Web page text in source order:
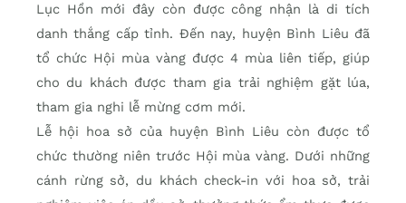
Lục Hồn mới đây còn được công nhận là di tích
danh thắng cấp tỉnh. Đến nay, huyện Bình Liêu đã
tổ chức Hội mùa vàng được 4 mùa liên tiếp, giúp
cho du khách được tham gia trải nghiệm gặt lúa,
tham gia nghi lễ mừng cơm mới.
Lễ hội hoa sở của huyện Bình Liêu còn được tổ
chức thường niên trước Hội mùa vàng. Dưới những
cánh rừng sở, du khách check-in với hoa sở, trải